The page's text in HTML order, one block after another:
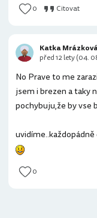
0 Citovat
No Prave to me
jsem i brezen a taky
pochybuju,že by vse
0
Katka
před 12 lety (04.